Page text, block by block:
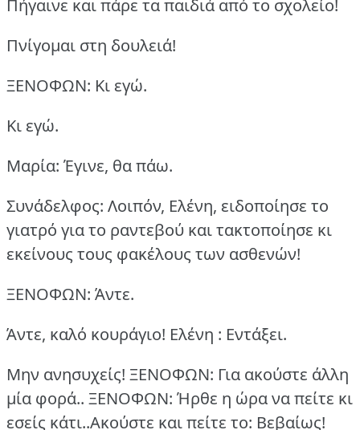
Πήγαινε και πάρε τα παιδιά από το σχολείο!
Πνίγομαι στη δουλειά!
ΞΕΝΟΦΩΝ: Κι εγώ.
Κι εγώ.
Μαρία: Έγινε, θα πάω.
Συνάδελφος: Λοιπόν, Ελένη, ειδοποίησε το
γιατρό για το ραντεβού και τακτοποίησε κι
εκείνους τους φακέλους των ασθενών!
ΞΕΝΟΦΩΝ: Άντε.
Άντε, καλό κουράγιο! Ελένη : Εντάξει.
Μην ανησυχείς! ΞΕΝΟΦΩΝ: Για ακούστε άλλη
μία φορά.. ΞΕΝΟΦΩΝ: Ήρθε η ώρα να πείτε κι
εσείς κάτι..Ακούστε και πείτε το: Βεβαίως!